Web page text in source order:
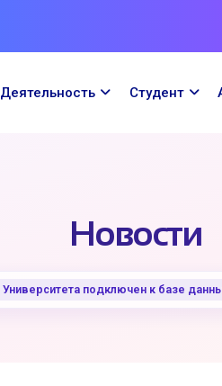
Деятельность Cтудент
Новости
подключен к базе